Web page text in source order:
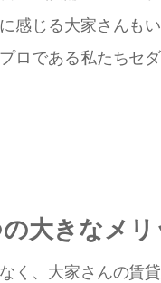
感じる大家さんも
ロである私たちセ
大きなメリ
く、大家さんの賃